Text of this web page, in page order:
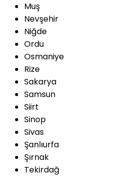
Muş
Nevşehir
Niğde
Ordu
Osmaniye
Rize
Sakarya
Samsun
Siirt
Sinop
Sivas
Şanlıurfa
Şırnak
Tekirdağ